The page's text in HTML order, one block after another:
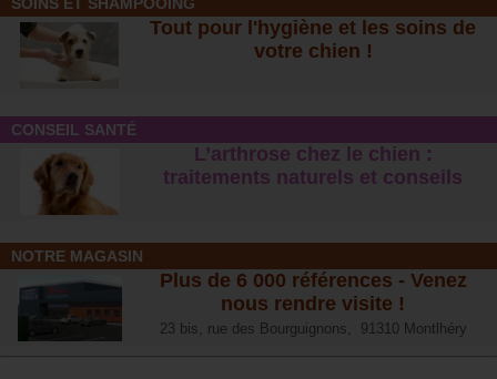
SOINS ET SHAMPOOING
Tout pour l'hygiène et les soins de
votre chien !
CONSEIL SANTÉ
L’arthrose chez le chien :
traitements naturels et conseil s
NOTRE MAGASIN
Plus de 6 000 références - Venez
nous rendre visite !
23 bis, rue des Bourguignons, 91310 Montlhéry